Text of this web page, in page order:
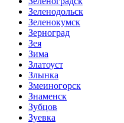
Зеленодольск
Зеленокумск
Зерноград
Зея
Зима
Златоуст
Злынка
Змеиногорск
Знаменск
Зубцов
Зуевка